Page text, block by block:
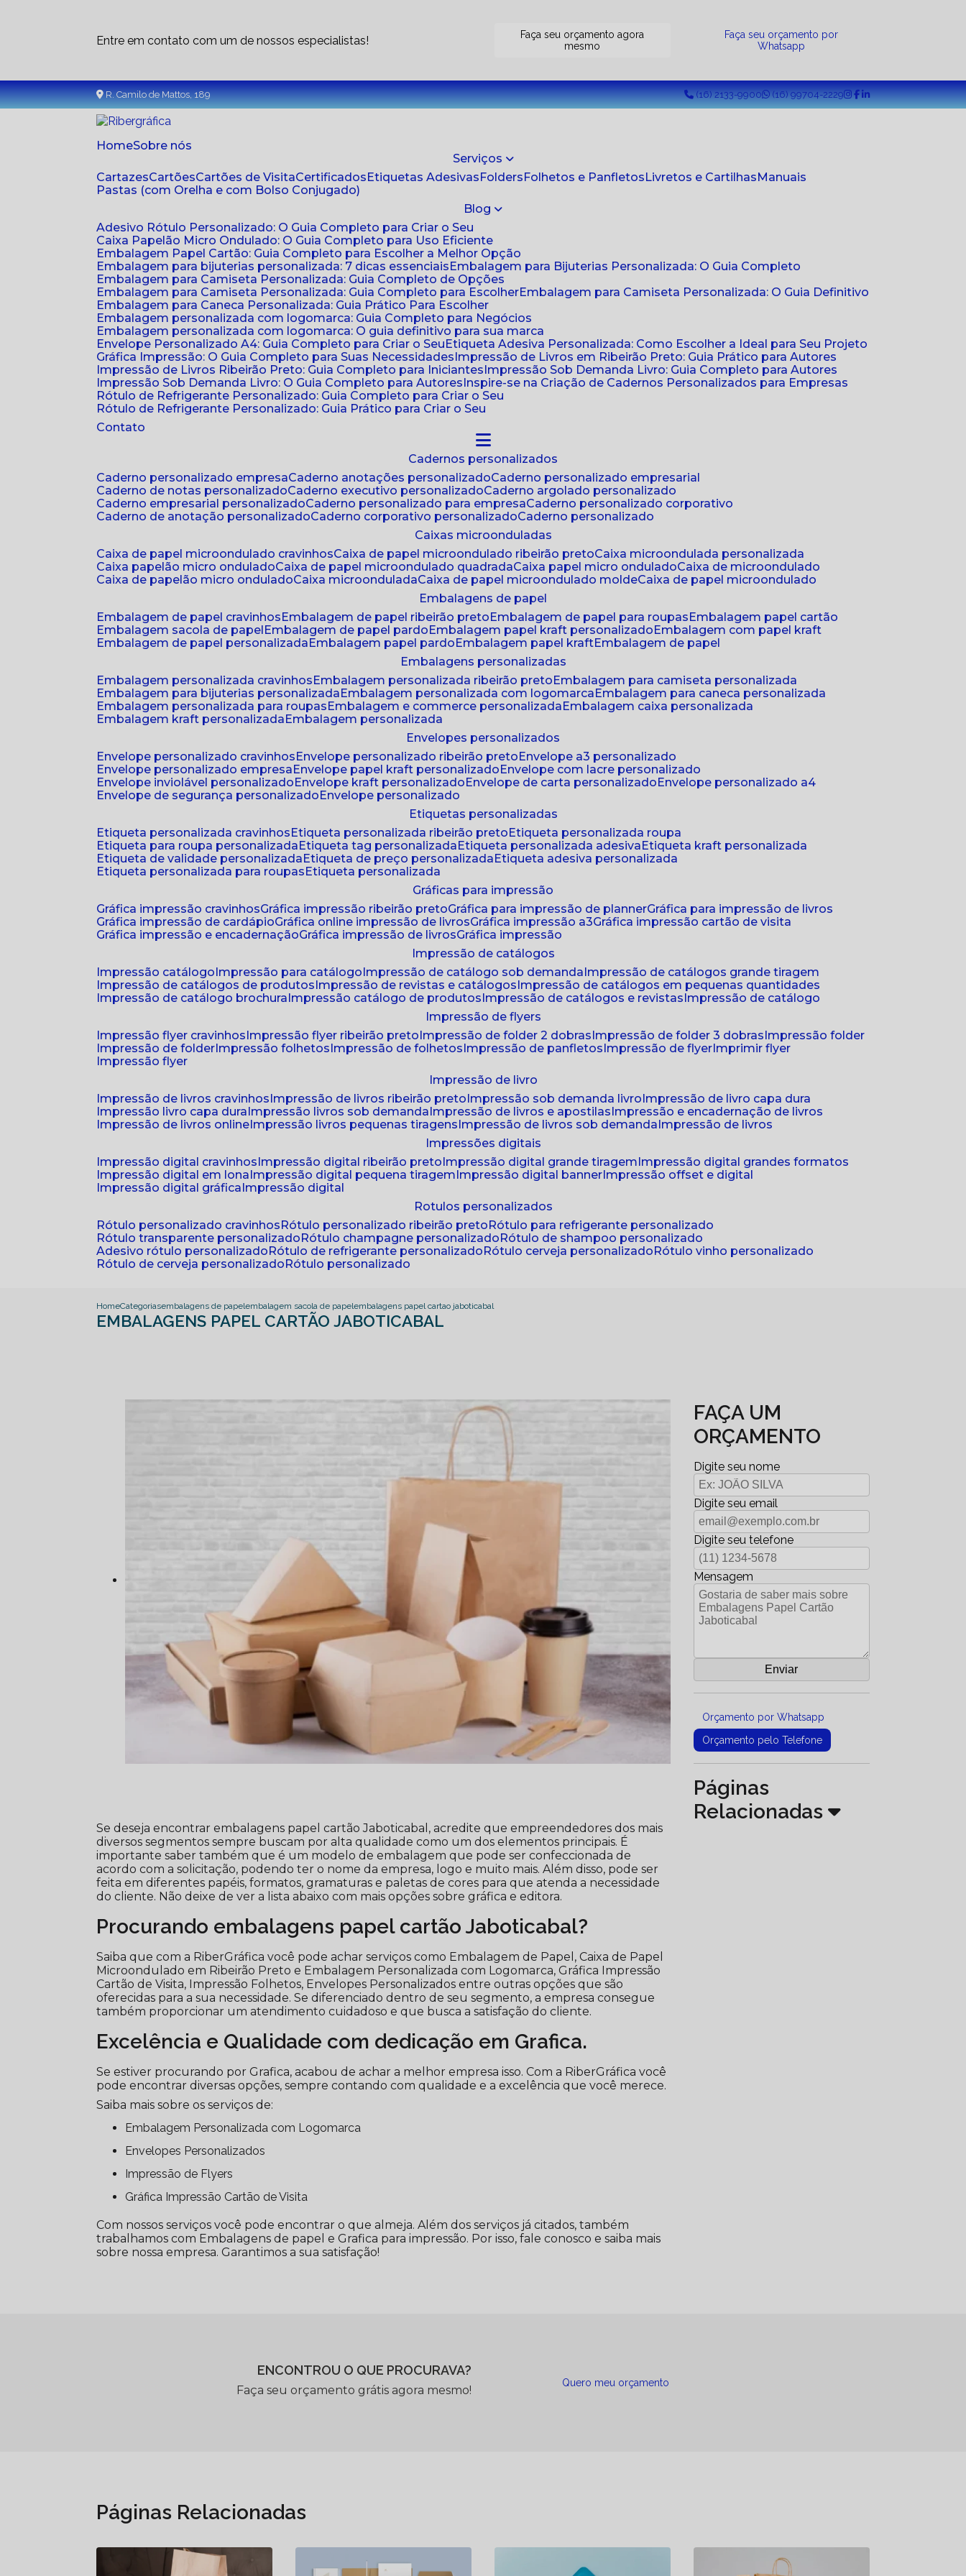
Entre em contato com um de nossos especialistas!
Faça seu orçamento agora
mesmo
Faça seu orçamento por
Whatsapp
R. Camilo de Mattos, 189 (16) 2133-9900 (16) 99704-2229
Home Sobre nós
Serviços
Cartazes
Cartões Cartões de Visita Certificados Etiquetas Adesivas Folders Folhetos e Panfletos Livretos e Cartilhas
Manuais
Pastas (com Orelha e com Bolso Conjugado)
Blog
Adesivo Rótulo Personalizado: O Guia Completo para Criar o Seu
Caixa Papelão Micro Ondulado: O Guia Completo para Uso Eficiente
Embalagem Papel Cartão: Guia Completo para Escolher a Melhor Opção
Embalagem para bijuterias personalizada: 7 dicas essenciais
Embalagem para Bijuterias Personalizada: O Guia Completo
Embalagem para Camiseta Personalizada: Guia Completo de Opções
Embalagem para Camiseta Personalizada: Guia Completo para Escolher
Embalagem para Camiseta Personalizada: O Guia Definitivo
Embalagem para Caneca Personalizada: Guia Prático Para Escolher
Embalagem personalizada com logomarca: Guia Completo para Negócios
Embalagem personalizada com logomarca: O guia definitivo para sua marca
Envelope Personalizado A4: Guia Completo para Criar o Seu
Etiqueta Adesiva Personalizada: Como Escolher a Ideal para Seu Projeto
Gráfica Impressão: O Guia Completo para Suas Necessidades Impressão de Livros em Ribeirão Preto: Guia Prático para Autores
Impressão de Livros Ribeirão Preto: Guia Completo para Iniciantes Impressão Sob Demanda Livro: Guia Completo para Autores
Impressão Sob Demanda Livro: O Guia Completo para Autores Inspire-se na Criação de Cadernos Personalizados para Empresas
Rótulo de Refrigerante Personalizado: Guia Completo para Criar o Seu
Rótulo de Refrigerante Personalizado: Guia Prático para Criar o Seu
Contato
cadernos personalizados
caderno personalizado empresa
caderno anotações personalizado
caderno personalizado empresarial
caderno de notas personalizado
caderno executivo personalizado
caderno argolado personalizado
caderno empresarial personalizado
caderno personalizado para empresa
caderno personalizado corporativo
caderno de anotação personalizado
caderno corporativo personalizado
caderno personalizado
caixas microonduladas
caixa de papel microondulado cravinhos
caixa de papel microondulado ribeirão preto
caixa microondulada personalizada
caixa papelão micro ondulado
caixa de papel microondulado quadrada caixa papel micro ondulado
caixa de microondulado
caixa de papelão micro ondulado
caixa microondulada caixa de papel microondulado molde
caixa de papel microondulado
embalagens de papel
embalagem de papel cravinhos
embalagem de papel ribeirão preto embalagem de papel para roupas
embalagem papel cartão
embalagem sacola de papel
embalagem de papel pardo embalagem papel kraft personalizado
embalagem com papel kraft
embalagem de papel personalizada
embalagem papel pardo embalagem papel kraft
embalagem de papel
embalagens personalizadas
embalagem personalizada cravinhos
embalagem personalizada ribeirão preto
embalagem para camiseta personalizada
embalagem para bijuterias personalizada
embalagem personalizada com logomarca
embalagem para caneca personalizada
embalagem personalizada para roupas
embalagem e commerce personalizada
embalagem caixa personalizada
embalagem kraft personalizada
embalagem personalizada
envelopes personalizados
envelope personalizado cravinhos
envelope personalizado ribeirão preto
envelope a3 personalizado
envelope personalizado empresa
envelope papel kraft personalizado
envelope com lacre personalizado
envelope inviolável personalizado
envelope kraft personalizado envelope de carta personalizado
envelope personalizado a4
envelope de segurança personalizado
envelope personalizado
etiquetas personalizadas
etiqueta personalizada cravinhos
etiqueta personalizada ribeirão preto
etiqueta personalizada roupa
etiqueta para roupa personalizada
etiqueta tag personalizada etiqueta personalizada adesiva
etiqueta kraft personalizada
etiqueta de validade personalizada
etiqueta de preço personalizada
etiqueta adesiva personalizada
etiqueta personalizada para roupas
etiqueta personalizada
gráficas para impressão
gráfica impressão cravinhos
gráfica impressão ribeirão preto gráfica para impressão de planner
gráfica para impressão de livros
gráfica impressão de cardápio
gráfica online impressão de livros gráfica impressão a3
gráfica impressão cartão de visita
gráfica impressão e encadernação
gráfica impressão de livros
gráfica impressão
impressão de catálogos
impressão catálogo impressão para catálogo impressão de catálogo sob demanda impressão de catálogos grande tiragem
impressão de catálogos de produtos impressão de revistas e catálogos impressão de catálogos em pequenas quantidades
impressão de catálogo brochura impressão catálogo de produtos impressão de catálogos e revistas impressão de catálogo
impressão de flyers
impressão flyer cravinhos impressão flyer ribeirão preto impressão de folder 2 dobras impressão de folder 3 dobras impressão folder
impressão de folder impressão folhetos impressão de folhetos impressão de panfletos impressão de flyer imprimir flyer
impressão flyer
impressão de livro
impressão de livros cravinhos impressão de livros ribeirão preto impressão sob demanda livro impressão de livro capa dura
impressão livro capa dura impressão livros sob demanda impressão de livros e apostilas impressão e encadernação de livros
impressão de livros online impressão livros pequenas tiragens impressão de livros sob demanda impressão de livros
impressões digitais
impressão digital cravinhos impressão digital ribeirão preto impressão digital grande tiragem impressão digital grandes formatos
impressão digital em lona impressão digital pequena tiragem impressão digital banner impressão offset e digital
impressão digital gráfica impressão digital
rotulos personalizados
rótulo personalizado cravinhos
rótulo personalizado ribeirão preto
rótulo para refrigerante personalizado
rótulo transparente personalizado
rótulo champagne personalizado
rótulo de shampoo personalizado
adesivo rótulo personalizado
rótulo de refrigerante personalizado rótulo cerveja personalizado
rótulo vinho personalizado
rótulo de cerveja personalizado
rótulo personalizado
HomeCategoriasembalagens de papelembalagem sacola de papelembalagens papel cartao jaboticabal
EMBALAGENS PAPEL CARTÃO JABOTICABAL
Se deseja encontrar embalagens papel cartão Jaboticabal, acredite que empreendedores dos mais
diversos segmentos sempre buscam por alta qualidade como um dos elementos principais. É
importante saber também que é um modelo de embalagem que pode ser confeccionada de
acordo com a solicitação, podendo ter o nome da empresa, logo e muito mais. Além disso, pode ser
feita em diferentes papéis, formatos, gramaturas e paletas de cores para que atenda a necessidade
do cliente. Não deixe de ver a lista abaixo com mais opções sobre gráfica e editora.
Procurando embalagens papel cartão Jaboticabal?
Saiba que com a RiberGráfica você pode achar serviços como Embalagem de Papel, Caixa de Papel
Microondulado em Ribeirão Preto e Embalagem Personalizada com Logomarca, Gráfica Impressão
Cartão de Visita, Impressão Folhetos, Envelopes Personalizados entre outras opções que são
oferecidas para a sua necessidade. Se diferenciado dentro de seu segmento, a empresa consegue
também proporcionar um atendimento cuidadoso e que busca a satisfação do cliente.
Excelência e Qualidade com dedicação em Grafica.
Se estiver procurando por Grafica, acabou de achar a melhor empresa isso. Com a RiberGráfica você
pode encontrar diversas opções, sempre contando com qualidade e a excelência que você merece.
Saiba mais sobre os serviços de:
Embalagem Personalizada com Logomarca
Envelopes Personalizados
Impressão de Flyers
Gráfica Impressão Cartão de Visita
Com nossos serviços você pode encontrar o que almeja. Além dos serviços já citados, também
trabalhamos com Embalagens de papel e Grafica para impressão. Por isso, fale conosco e saiba mais
sobre nossa empresa. Garantimos a sua satisfação!
FAÇA UM
ORÇAMENTO
Digite seu nome
Digite seu email
Digite seu telefone
Mensagem
Orçamento por Whatsapp
Orçamento pelo Telefone
Páginas
Relacionadas
ENCONTROU O QUE PROCURAVA?
Faça seu orçamento grátis agora mesmo!
Quero meu orçamento
Páginas Relacionadas